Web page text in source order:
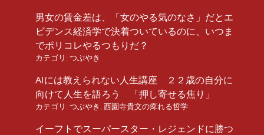
男女の賃金差は、「女のやる気のなさ」だとエ
ビデンス経済学で決着ついているのに、いつま
でポリコレやるつもりだ？
カテゴリ: つぶやき
AIには教えられない人生講座 ２２歳の自分に
向けて人生を語ろう 「押し寄せる焦り」
カテゴリ: つぶやき 西園寺貴文の痺れる哲学
イーフトでスーパースター・レジェンドに勝つ